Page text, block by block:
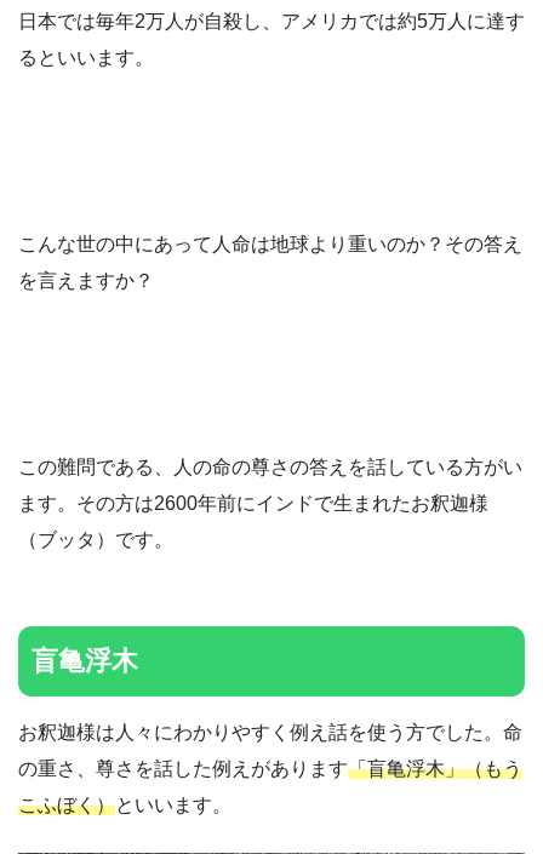
日本では毎年2万人が自殺し、アメリカでは約5万人に達す
るといいます。
こんな世の中にあって人命は地球より重いのか？その答え
を言えますか？
この難問である、人の命の尊さの答えを話している方がい
ます。その方は2600年前にインドで生まれたお釈迦様
（ブッタ）です。
盲亀浮木
お釈迦様は人々にわかりやすく例え話を使う方でした。命
の重さ、尊さを話した例えがあります「盲亀浮木」（もう
こふぼく）といいます。